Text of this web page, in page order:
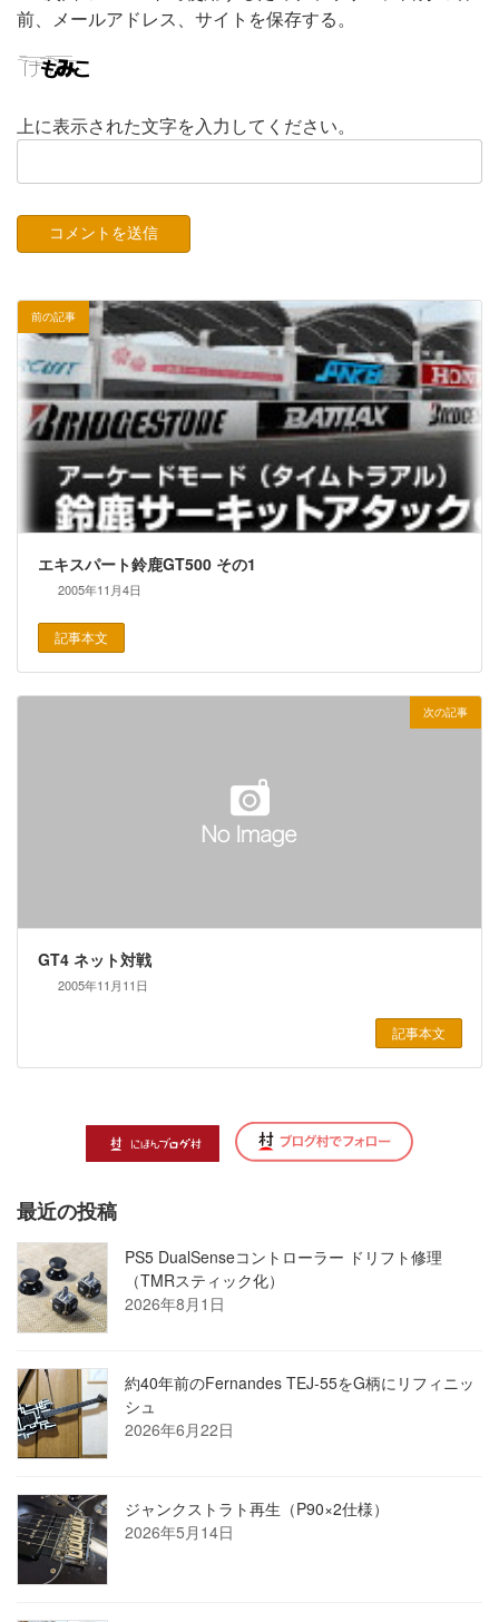
前、メールアドレス、サイトを保存する。
上に表示された文字を入力してください。
前の記事
エキスパート鈴鹿GT500 その1
2005年11月4日
記事本文
次の記事
GT4 ネット対戦
2005年11月11日
記事本文
最近の投稿
PS5 DualSenseコントローラー ドリフト修理
（TMRスティック化）
2026年8月1日
約40年前のFernandes TEJ-55をG柄にリフィニッ
シュ
2026年6月22日
ジャンクストラト再生（P90×2仕様）
2026年5月14日